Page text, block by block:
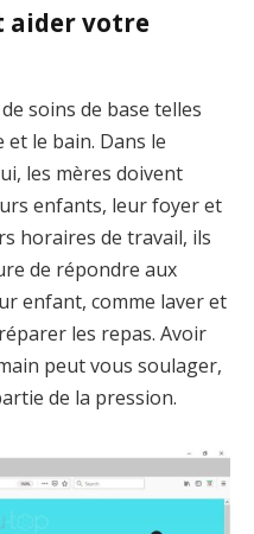
aider votre
soins de base telles
et le bain. Dans le
les mères doivent
enfants, leur foyer et
horaires de travail, ils
de répondre aux
enfant, comme laver et
les repas. Avoir
peut vous soulager,
de la pression.